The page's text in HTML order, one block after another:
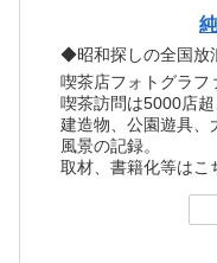
◆昭和探しの全国放
喫茶店フォトグラフ
喫茶訪問は5000店
建造物、公園遊具、
風景の記録。
取材、書籍化等は